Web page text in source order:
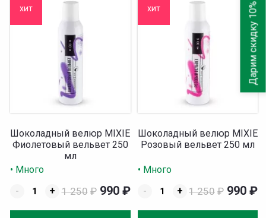
хит
Шоколадный велюр MIXIE
Фиолетовый вельвет 250
мл
• Много
-
+ 1 250 ₽ 990 ₽
хит
Шоколадный велюр MIXIE
Розовый вельвет 250 мл
• Много
-
+ 1 250 ₽ 990 ₽
Дарим скидку 10%